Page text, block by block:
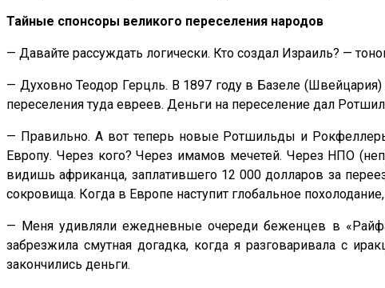
Тайные спонсоры великого переселения народов
— Давайте рассуждать логически. Кто создал Израиль? —
— Духовно Теодор Герцль. В 1897 году в Базеле
переселения туда евреев. Деньги на переселение дал
— Правильно. А вот теперь новые Ротшильды и
Европу. Через кого? Через имамов мечетей. Через НПО
видишь африканца, заплатившего 12 000 долларов за
сокровища. Когда в Европе наступит глобальное
— Меня удивляли ежедневные очереди беженцев в
забрезжила смутная догадка, когда я разговаривала с
закончились деньги.